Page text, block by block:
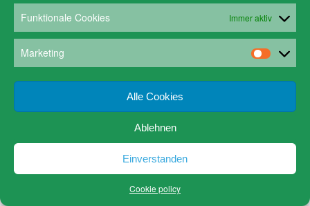
Funktionale Cookies Immer aktiv
Marketing
Alle Cookies
Ablehnen
Einverstanden
Cookie policy